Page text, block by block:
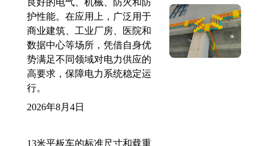
良好的电气、机械、防火和防
护性能。在应用上，广泛用于
商业建筑、工业厂房、医院和
数据中心等场所，凭借自身优
势满足不同领域对电力供应的
高要求，保障电力系统稳定运
行。
2026年8月4日
13米平板车的标准尺寸和载重